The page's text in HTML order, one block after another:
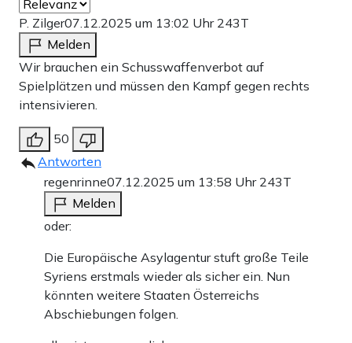
P. Zilger07.12.2025 um 13:02 Uhr 243T
Melden
Wir brauchen ein Schusswaffenverbot auf
Spielplätzen und müssen den Kampf gegen rechts
intensivieren.
50
Antworten
regenrinne07.12.2025 um 13:58 Uhr 243T
Melden
oder:
Die Europäische Asylagentur stuft große Teile
Syriens erstmals wieder als sicher ein. Nun
könnten weitere Staaten Österreichs
Abschiebungen folgen.